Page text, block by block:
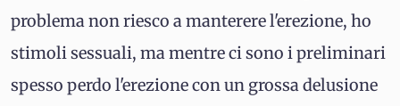
problema non riesco a manterere l'erezione, ho
stimoli sessuali, ma mentre ci sono i preliminari
spesso perdo l'erezione con un grossa delusione